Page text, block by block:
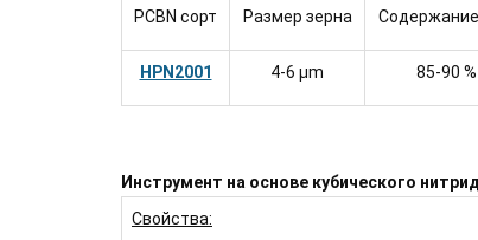
PCBN сорт Размер зерна
HPN2001 4-6 μm 85-90 %
Инструмент на основе кубического
Свойства: